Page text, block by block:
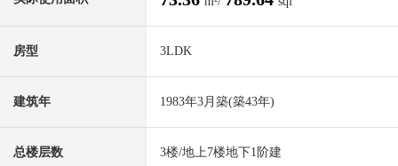
房型 3LDK
建筑年 1983年3月築(築43年)
总楼层数 3楼/地上7楼地下1阶建